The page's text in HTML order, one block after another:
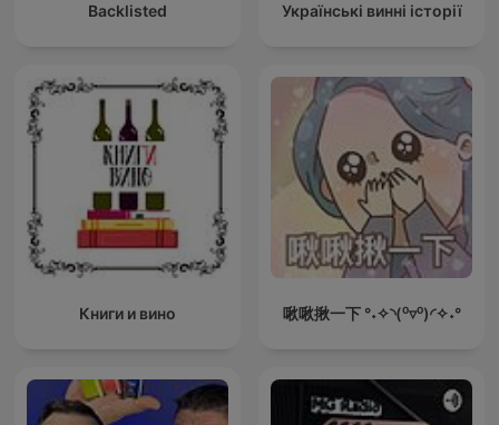
Backlisted Українські винні історії
Книги и вино 啾啾揪一下 °˖✧◝(⁰▿⁰)◜✧˖°